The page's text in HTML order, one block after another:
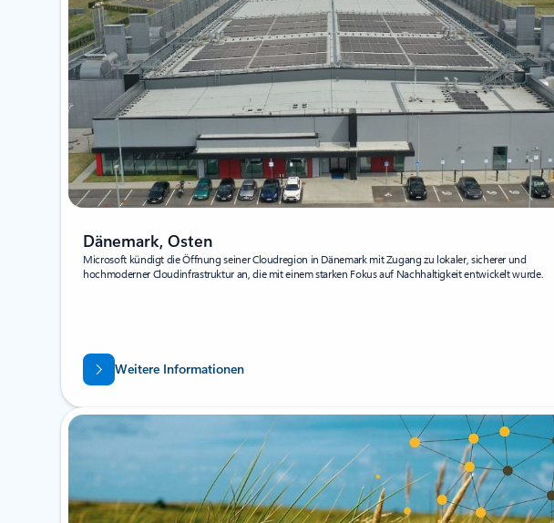
Dänemark, Osten
Microsoft kündigt die Öffnung seiner Cloudregion in Dänemark mit Zugang zu lokaler, sicherer und
hochmoderner Cloudinfrastruktur an, die mit einem starken Fokus auf Nachhaltigkeit entwickelt wurde.
Weitere Informationen